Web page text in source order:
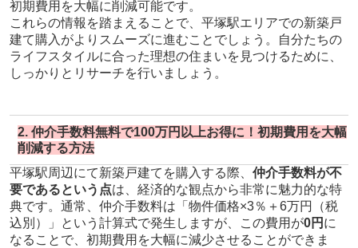
初期費用を大幅に削減可能です。
これらの情報を踏まえることで、平塚駅エリアでの新築戸
建て購入がよりスムーズに進むことでしょう。自分たちの
ライフスタイルに合った理想の住まいを見つけるために、
しっかりとリサーチを行いましょう。
2. 仲介手数料無料で100万円以上お得に！初期費用を大幅
削減する方法
平塚駅周辺にて新築戸建てを購入する際、 仲介手数料が不
要であるという点は、経済的な観点から非常に魅力的な特
典です。通常、仲介手数料は「物件価格×3％＋6万円（税
込別）」という計算式で発生しますが、この費用が0円 に
なることで、初期費用を大幅に減少させることができま